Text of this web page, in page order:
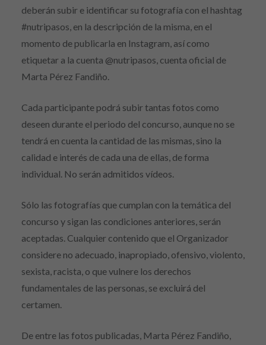
deberán subir e identificar su fotografía con el hashtag
#nutripasos, en la descripción de la misma, en el
momento de publicarla en Instagram, así como
etiquetar a la cuenta @nutripasos, cuenta oficial de
Marta Pérez Fandiño.
Cada participante podrá subir tantas fotos como
deseen durante el periodo del concurso, aunque no se
tendrá en cuenta la cantidad de las mismas, sino la
calidad e interés de cada una de ellas, de forma
individual. No serán admitidos vídeos.
Sólo las fotografías que cumplan con la temática del
concurso y sigan las condiciones anteriores, serán
aceptadas. Cualquier contenido que el Organizador
considere no adecuado, inapropiado, ofensivo, violento,
sexista, racista, o que vulnere los derechos
fundamentales de las personas, se excluirá del
certamen.
De entre las fotos publicadas, Marta Pérez Fandiño,